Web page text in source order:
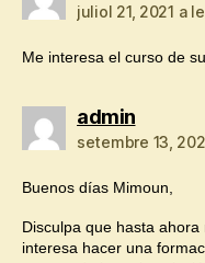
juliol 21, 2021 a
Me interesa el curso de
admindiu:
setembre 13,
Buenos días Mimoun,
Disculpa que hasta
interesa hacer una